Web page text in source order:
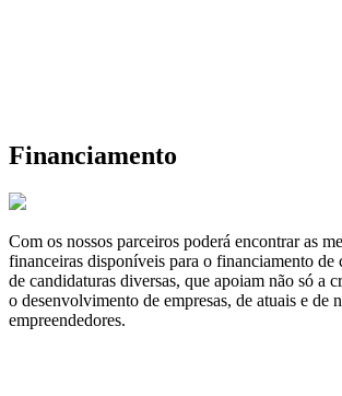
Financiamento
Com os nossos parceiros poderá encontrar as
financeiras disponíveis para o financiamento de
de candidaturas diversas, que apoiam não só a
o desenvolvimento de empresas, de atuais e de
empreendedores.